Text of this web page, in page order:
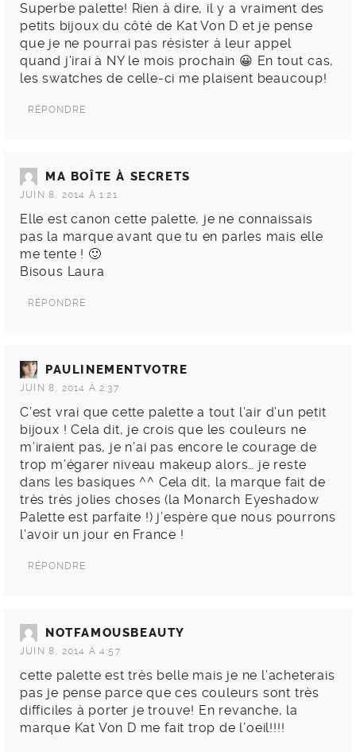
Superbe palette! Rien à dire, il y a vraiment des
petits bijoux du côté de Kat Von D et je pense
que je ne pourrai pas résister à leur appel
quand j’irai à NY le mois prochain 😀 En tout cas,
les swatches de celle-ci me plaisent beaucoup!
RÉPONDRE
MA BOÎTE À SECRETS
JUIN 8, 2014 À 1:21
Elle est canon cette palette, je ne connaissais
pas la marque avant que tu en parles mais elle
me tente ! 🙂
Bisous Laura
RÉPONDRE
PAULINEMENTVOTRE
JUIN 8, 2014 À 2:37
C’est vrai que cette palette a tout l’air d’un petit
bijoux ! Cela dit, je crois que les couleurs ne
m’iraient pas, je n’ai pas encore le courage de
trop m’égarer niveau makeup alors… je reste
dans les basiques ^^ Cela dit, la marque fait de
très très jolies choses (la Monarch Eyeshadow
Palette est parfaite !) j’espère que nous pourrons
l’avoir un jour en France !
RÉPONDRE
NOTFAMOUSBEAUTY
JUIN 8, 2014 À 4:57
cette palette est très belle mais je ne l’acheterais
pas je pense parce que ces couleurs sont très
difficiles à porter je trouve! En revanche, la
marque Kat Von D me fait trop de l’oeil!!!!